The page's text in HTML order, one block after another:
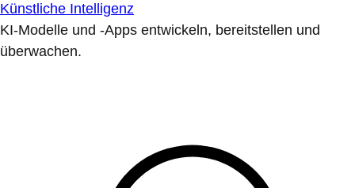
Künstliche Intelligenz
KI-Modelle und -Apps entwickeln, bereitstellen und
überwachen.